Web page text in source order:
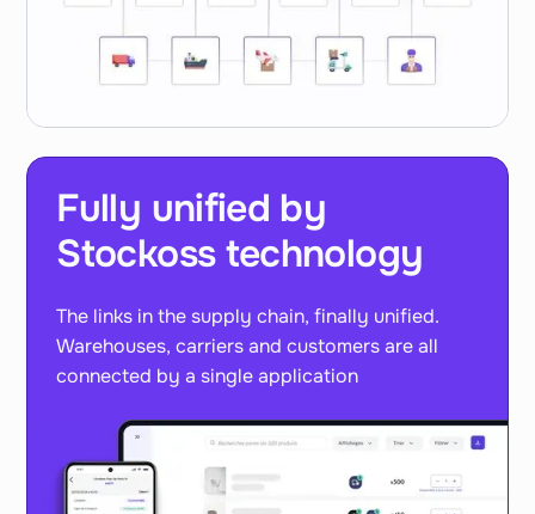
Fully unified by
Stockoss technology
The links in the supply chain, finally unified.
Warehouses, carriers and customers are all
connected by a single application